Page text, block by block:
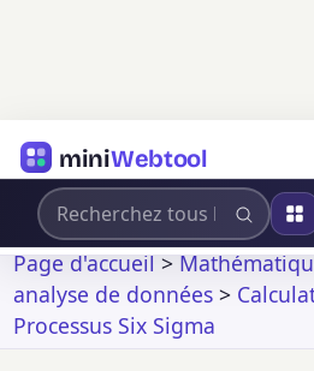
miniWebtool
Page d'accueil>
analyse de données >
Processus Six Sigma